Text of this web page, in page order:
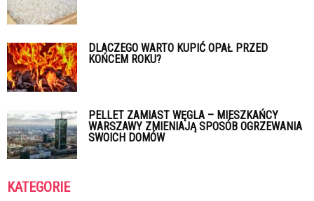
DLACZEGO WARTO KUPIĆ OPAŁ PRZED
KOŃCEM ROKU?
PELLET ZAMIAST WĘGLA – MIESZKAŃCY
WARSZAWY ZMIENIAJĄ SPOSÓB OGRZEWANIA
SWOICH DOMÓW
KATEGORIE